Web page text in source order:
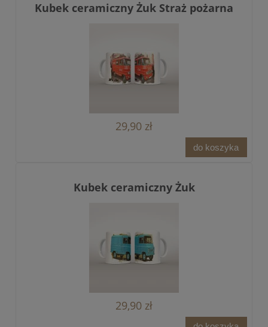
Kubek ceramiczny Żuk Straż pożarna
29,90 zł
do koszyka
Kubek ceramiczny Żuk
29,90 zł